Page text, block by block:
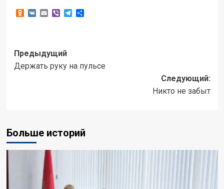
Odnoklassniki
VKEmailViberTelegram
Отправить
Навигация
записи
Предыдущий
Держать руку на пульсе
Следующий:
Никто не забыт
Больше историй